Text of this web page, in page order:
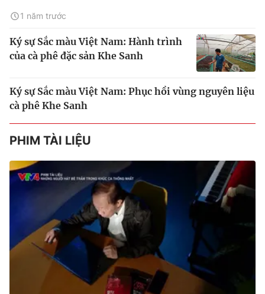
1 năm trước
Ký sự Sắc màu Việt Nam: Hành trình
của cà phê đặc sản Khe Sanh
Ký sự Sắc màu Việt Nam: Phục hồi vùng nguyên liệu
cà phê Khe Sanh
PHIM TÀI LIỆU